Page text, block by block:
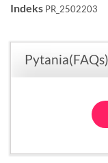
Indeks PR_2502203
Pytania(FAQs)